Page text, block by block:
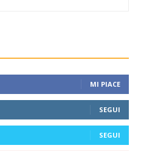
MI PIACE
SEGUI
SEGUI